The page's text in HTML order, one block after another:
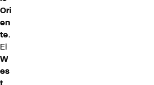
Ori
en
te.
El
W
es